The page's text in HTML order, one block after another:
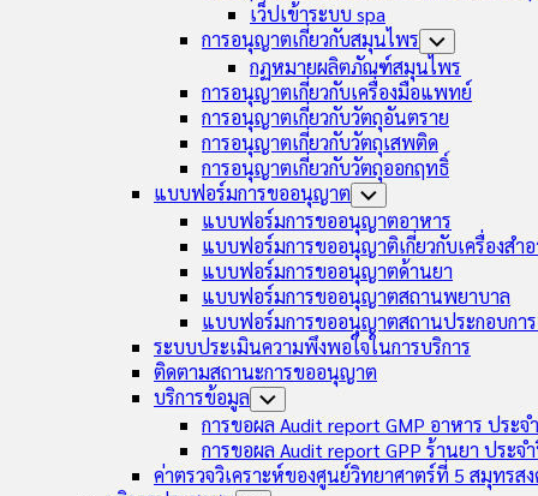
เว็ปเข้าระบบ spa
การอนุญาตเกี่ยวกับสมุนไพร Toggle
Child
Menu
กฏหมายผลิตภัณฑ์สมุนไพร
การอนุญาตเกี่ยวกับเครื่องมือแพทย์
การอนุญาตเกี่ยวกับวัตถุอันตราย
การอนุญาตเกี่ยวกับวัตถุเสพติด
การอนุญาตเกี่ยวกับวัตถุออกฤทธิ์
แบบฟอร์มการขออนุญาต Toggle
Child
Menu
แบบฟอร์มการขออนุญาตอาหาร
แบบฟอร์มการขออนุญาติเกี่ยวกับเครื่องสำอ
แบบฟอร์มการขออนุญาตด้านยา
แบบฟอร์มการขออนุญาตสถานพยาบาล
แบบฟอร์มการขออนุญาตสถานประกอบกา
ระบบประเมินความพึงพอใจในการบริการ
ติดตามสถานะการขออนุญาต
บริการข้อมูล Toggle
Child
Menu
การขอผล Audit report GMP อาหาร ประจ
การขอผล Audit report GPP ร้านยา ประจ
ค่าตรวจวิเคราะห์ของศูนย์วิทยาศาตร์ที่ 5 สมุทรสง